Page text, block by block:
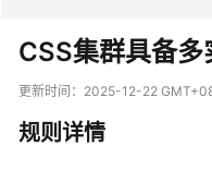
新
动
CSS集群具备多
更新时间： 2025-12-22
规则详情